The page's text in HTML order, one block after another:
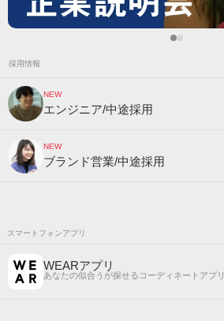
採用情報
NEW
エンジニア/中途採用
NEW
ブランド営業/中途採用
スマートフォンアプリ
WEARアプリ
あなたの似合うが探せるコーディネートアプリ